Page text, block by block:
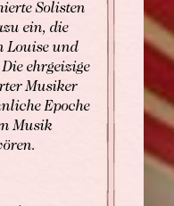
an das Hotel:
02 00
07 00
Solisten
ein, die
Louise und
ehrgeizige
Musiker
Epoche
Musik